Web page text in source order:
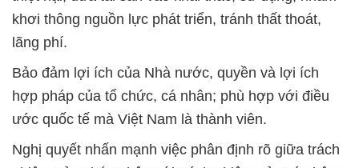
khơi thông nguồn lực phát triển, tránh thất thoát,
lãng phí.
Bảo đảm lợi ích của Nhà nước, quyền và lợi ích
hợp pháp của tổ chức, cá nhân; phù hợp với điều
ước quốc tế mà Việt Nam là thành viên.
Nghị quyết nhấn mạnh việc phân định rõ giữa trách